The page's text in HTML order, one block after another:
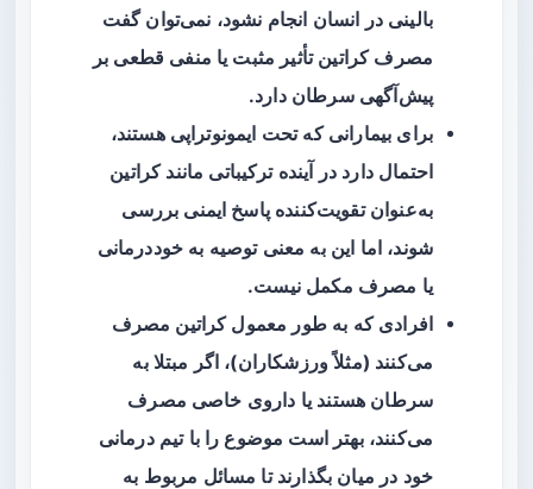
بالینی در انسان انجام نشود، نمی‌توان گفت
مصرف کراتین تأثیر مثبت یا منفی قطعی بر
پیش‌آگهی سرطان دارد.
برای بیمارانی که تحت ایمونوتراپی هستند،
احتمال دارد در آینده ترکیباتی مانند کراتین
به‌عنوان تقویت‌کننده پاسخ ایمنی بررسی
شوند، اما این به معنی توصیه به خوددرمانی
یا مصرف مکمل نیست.
افرادی که به طور معمول کراتین مصرف
می‌کنند (مثلاً ورزشکاران)، اگر مبتلا به
سرطان هستند یا داروی خاصی مصرف
می‌کنند، بهتر است موضوع را با تیم درمانی
خود در میان بگذارند تا مسائل مربوط به